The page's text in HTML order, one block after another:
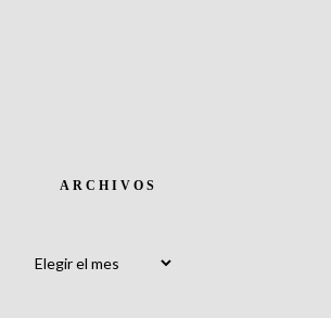
ARCHIVOS